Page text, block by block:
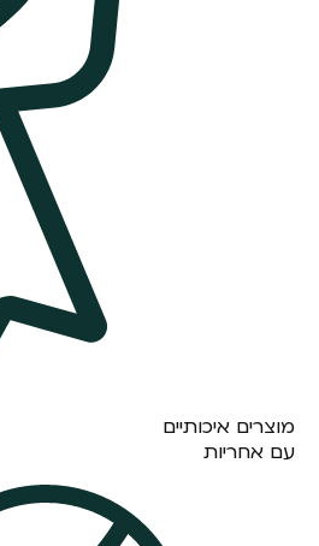
מוצרים איכותיים
עם אחריות